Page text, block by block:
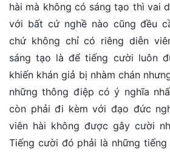
hài mà không có sáng tạo thì vai
với bất cứ nghề nào cũng đều
chứ không chỉ có riêng diễn
sáng tạo là để tiếng cười luôn
khiến khán giả bị nhàm chán
những thông điệp có ý nghĩa
còn phải đi kèm với đạo đức
viên hài không được gây cười
Tiếng cười đó phải là những